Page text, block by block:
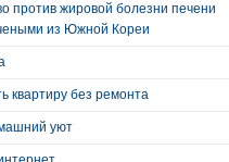
против жировой болезни печени
из Южной Кореи
квартиру без ремонта
уют